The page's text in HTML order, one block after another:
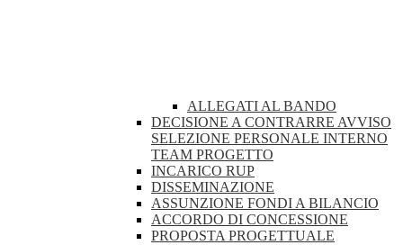
ALLEGATI AL BANDO
DECISIONE A CONTRARRE AVVISO
SELEZIONE PERSONALE INTERNO
TEAM PROGETTO
INCARICO RUP
DISSEMINAZIONE
ASSUNZIONE FONDI A BILANCIO
ACCORDO DI CONCESSIONE
PROPOSTA PROGETTUALE